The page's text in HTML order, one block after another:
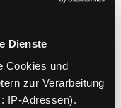
Dienste
Cookies und
zur Verarbeitung
IP-Adressen).
Thun,